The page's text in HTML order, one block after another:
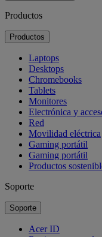
Productos
Productos
Laptops
Desktops
Chromebooks
Tablets
Monitores
Electrónica y
Red
Movilidad eléctrica
Gaming portátil
Gaming portátil
Productos
Soporte
Soporte
Acer ID